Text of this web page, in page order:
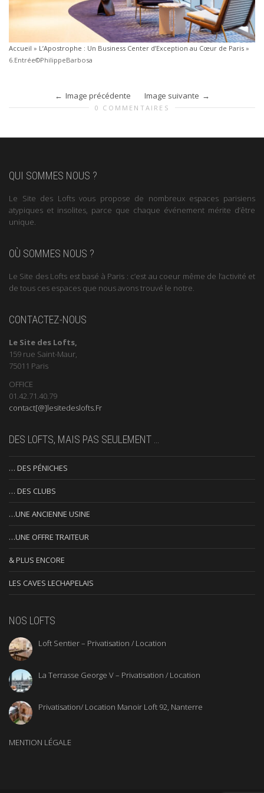
Accueil » L’Apostrophe : Un Business Center d’Exception au Cœur de Paris »
6.Entrée©PhilippeBarbosa
Image précédente Image suivante
0 COMMENTAIRES
QUI SOMMES NOUS ?
Le Site des Lofts vous propose de nombreux espaces parisiens
atypiques et insolites, parce que chaque événement mérite d’être
unique.
OÙ SOMMES NOUS ?
Le Site des Lofts est basé à Paris : c’est au coeur même de l’activité et
de tous ces espaces que nous avons trouvé le notre.
CONTACTEZ-NOUS
Le Site des Lofts,
159 rue Saint-Maur,
75011 Paris
OFFICE
01.42.71.40.79
contact[@]lesitedeslofts.Fr
DES LOFTS, MAIS PAS SEULEMENT …
… DES PÉNICHES
… DES CLUBS
…UNE ANCIENNE USINE
…UNE OFFRE TRAITEUR
& PLUS ENCORE
LES CAVES LECHAPELAIS
NOS LOFTS
Loft Sentier – Privatisation / Location
La Terrasse George V – Privatisation / Location
Privatisation/ Location Manoir Loft 92, Nanterre
MENTION LÉGALE